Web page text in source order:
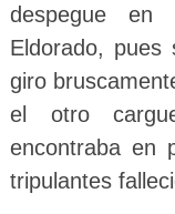
despegue
Eldorado,
giro
el otro
encontraba en
tripulantes